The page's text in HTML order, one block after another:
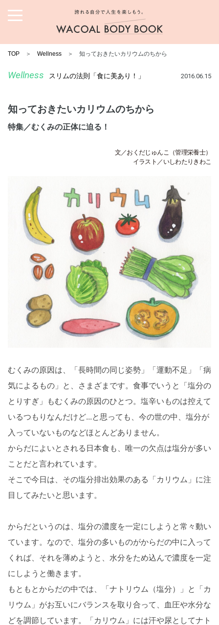
う。ワコール ボディブック
TOP＞ Wellness＞ 知っておきたいカリウムのちから
Wellness スリムの法則「食に美あり！」 2016.06.15
知っておきたいカリウムのちから
特集／むくみの正体に迫る！
文／おくだじゅんこ（管理栄養士）
イラスト／いしわたりきわこ
むくみの原因は、「長時間の同じ姿勢」「運動不足」「病
気によるもの」と、さまざまです。食事でいうと「塩分の
とりすぎ」もむくみの原因のひとつ。塩辛いものは控えて
いるつもりなんだけど...と思っても、今の世の中、塩分が
入っていないものなどほとんどありません。
からだによいとされる日本食も、唯一の欠点は塩分が多い
ことだと言われています。
そこで今日は、その塩分排出効果のある「カリウム」に注
目してみたいと思います。
からだというのは、塩分の濃度を一定にしようと常々動い
ています。なので、塩分の多いものがからだの中に入って
くれば、それを薄めようと、水分をため込んで濃度を一定
にしようと働きます。
もともとからだの中では、「ナトリウム（塩分）」と「カ
リウム」がお互いにバランスを取り合って、血圧や水分な
どを調節しています。「カリウム」には汗や尿としてナト